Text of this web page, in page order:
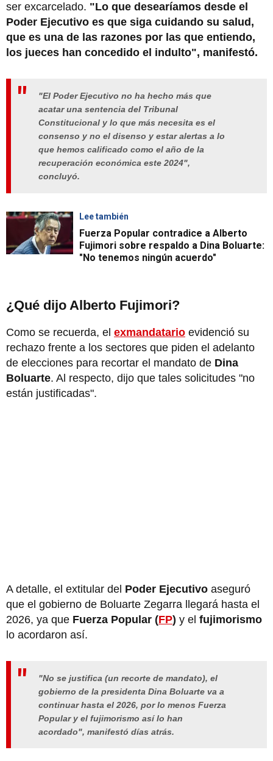
ser excarcelado. "Lo que desearíamos desde el
Poder Ejecutivo es que siga cuidando su salud,
que es una de las razones por las que entiendo,
los jueces han concedido el indulto", manifestó.
"El Poder Ejecutivo no ha hecho más que
acatar una sentencia del Tribunal
Constitucional y lo que más necesita es el
consenso y no el disenso y estar alertas a lo
que hemos calificado como el año de la
recuperación económica este 2024",
concluyó.
Lee también
Fuerza Popular contradice a Alberto
Fujimori sobre respaldo a Dina Boluarte:
"No tenemos ningún acuerdo"
¿Qué dijo Alberto Fujimori?
Como se recuerda, el exmandatario evidenció su
rechazo frente a los sectores que piden el adelanto
de elecciones para recortar el mandato de Dina
Boluarte. Al respecto, dijo que tales solicitudes "no
están justificadas".
A detalle, el extitular del Poder Ejecutivo aseguró
que el gobierno de Boluarte Zegarra llegará hasta el
2026, ya que Fuerza Popular (FP) y el fujimorismo
lo acordaron así.
"No se justifica (un recorte de mandato), el
gobierno de la presidenta Dina Boluarte va a
continuar hasta el 2026, por lo menos Fuerza
Popular y el fujimorismo así lo han
acordado", manifestó días atrás.